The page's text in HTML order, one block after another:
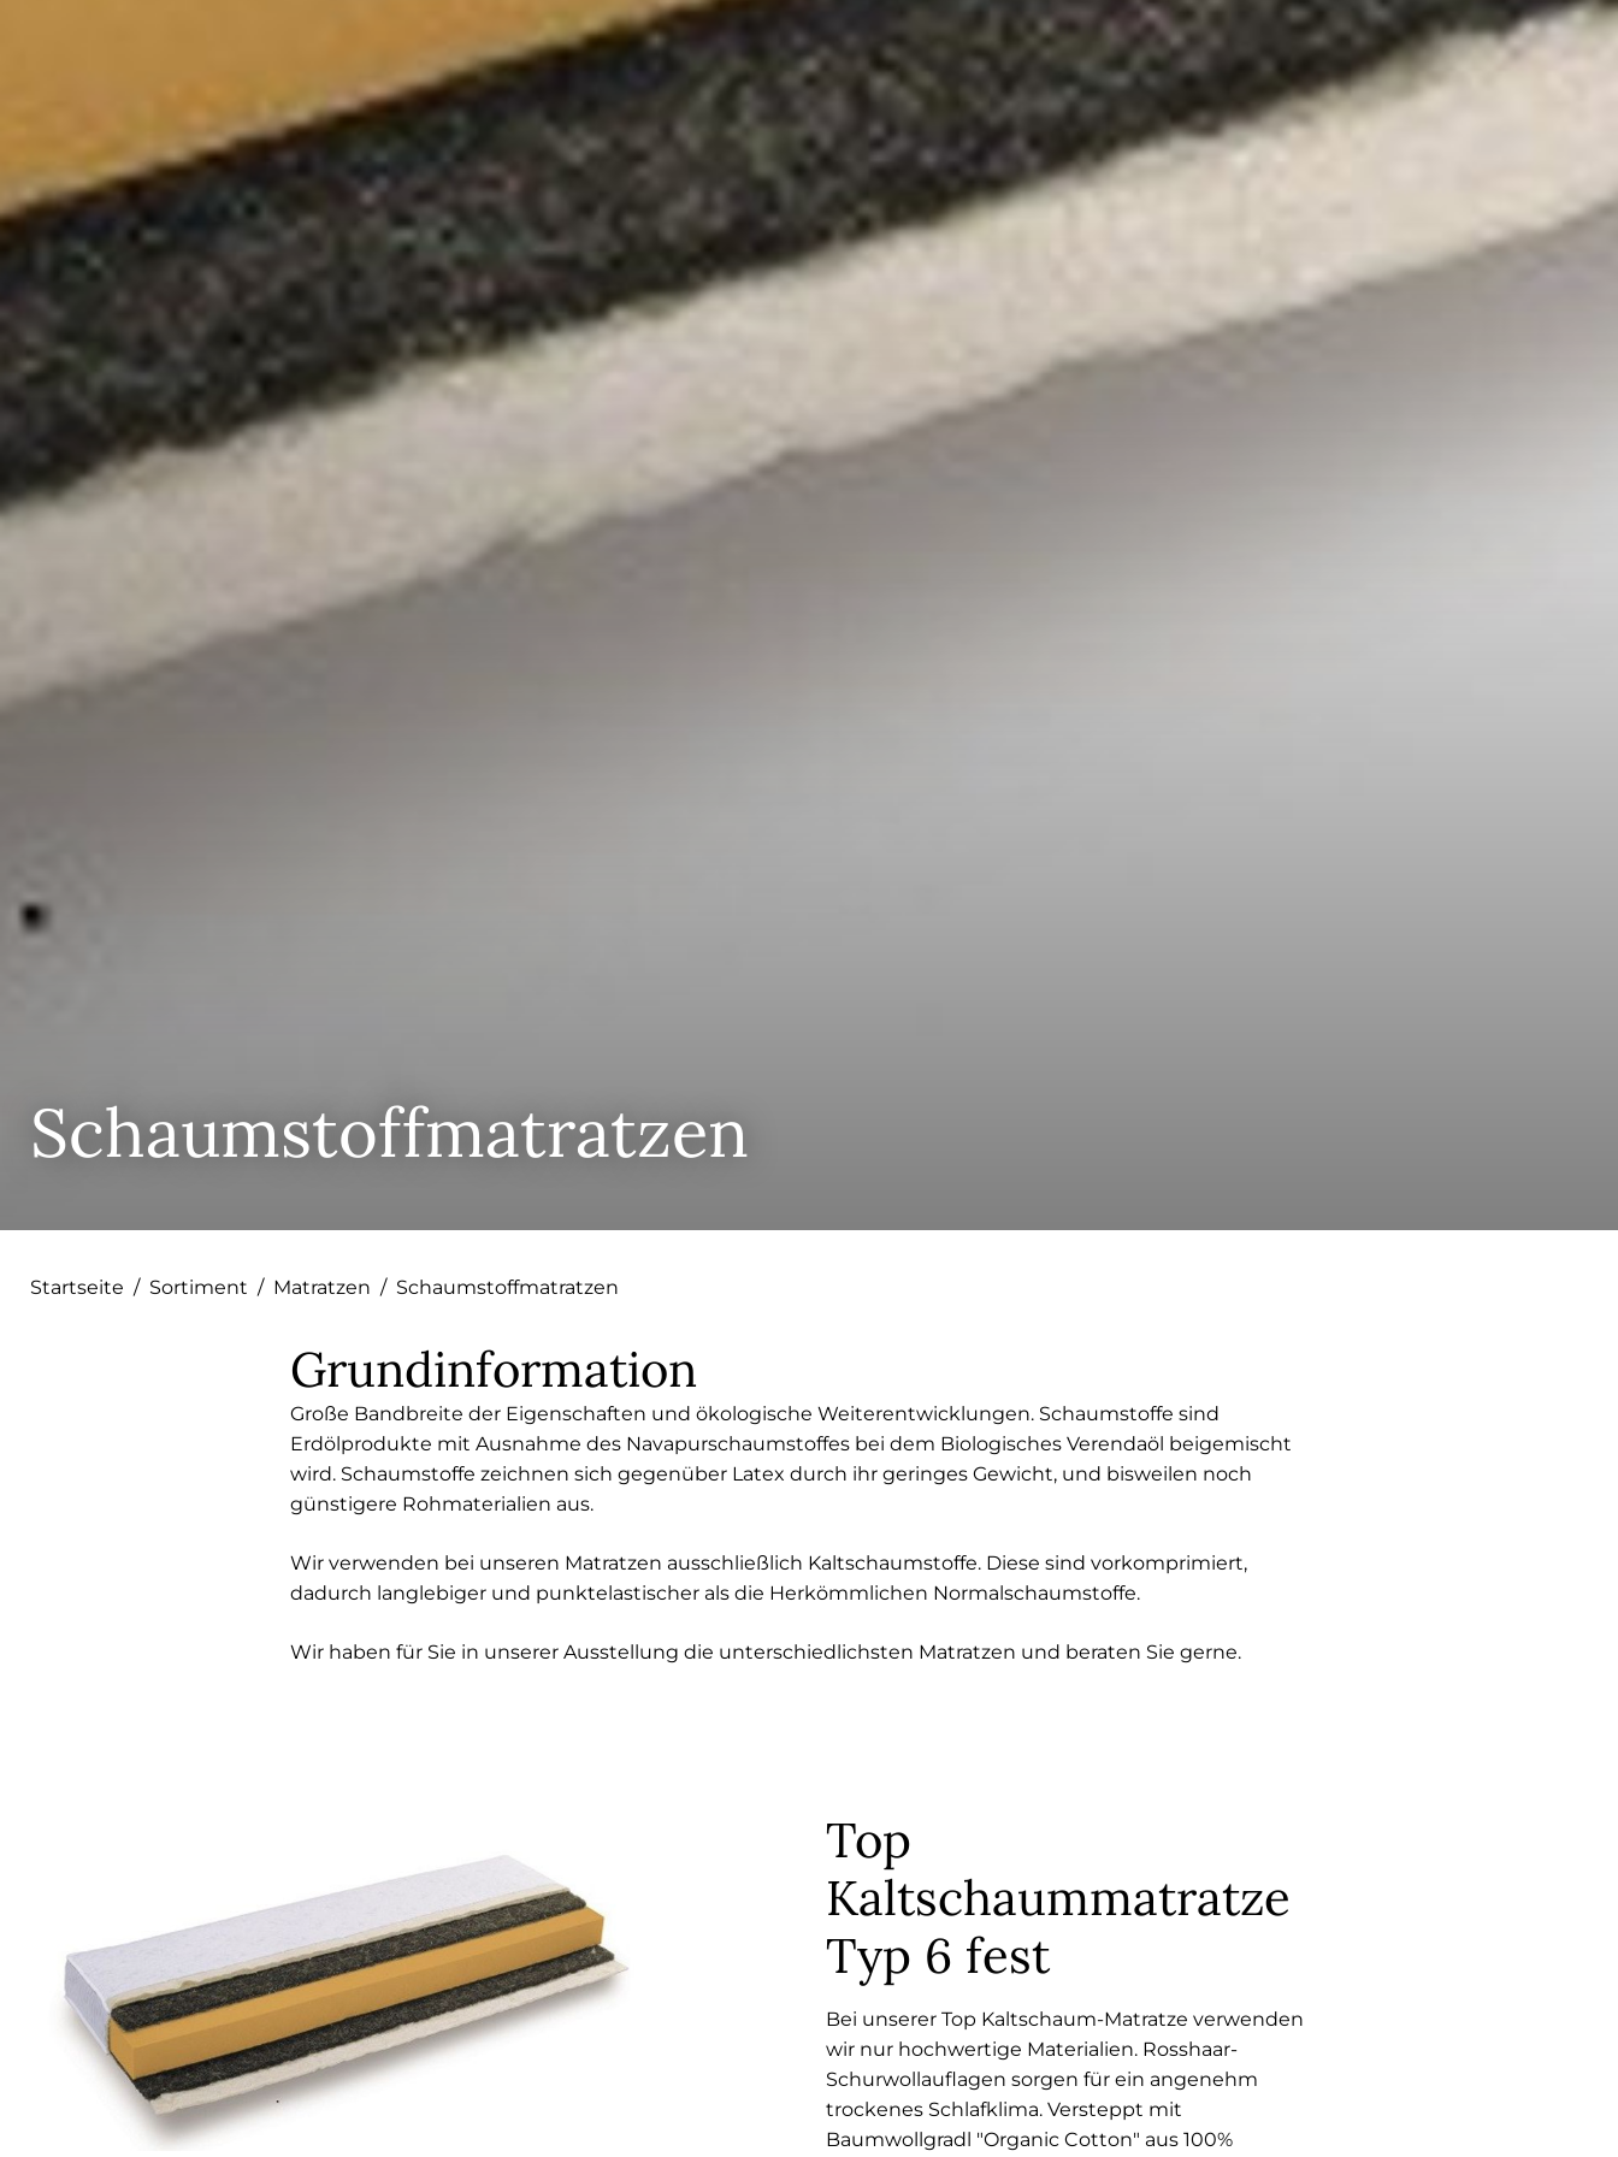
Schaumstoffmatratzen
Startseite / Sortiment / Matratzen / Schaumstoffmatratzen
Grundinformation
Große Bandbreite der Eigenschaften und ökologische Weiterentwicklungen. Schaumstoffe sind
Erdölprodukte mit Ausnahme des Navapurschaumstoffes bei dem Biologisches Verendaöl beigemischt
wird. Schaumstoffe zeichnen sich gegenüber Latex durch ihr geringes Gewicht, und bisweilen noch
günstigere Rohmaterialien aus.
Wir verwenden bei unseren Matratzen ausschließlich Kaltschaumstoffe. Diese sind vorkomprimiert,
dadurch langlebiger und punktelastischer als die Herkömmlichen Normalschaumstoffe.
Wir haben für Sie in unserer Ausstellung die unterschiedlichsten Matratzen und beraten Sie gerne.
Top
Kaltschaummatratze
Typ 6 fest
Bei unserer Top Kaltschaum-Matratze verwenden
wir nur hochwertige Materialien. Rosshaar-
Schurwollauflagen sorgen für ein angenehm
trockenes Schlafklima. Versteppt mit
Baumwollgradl "Organic Cotton" aus 100%